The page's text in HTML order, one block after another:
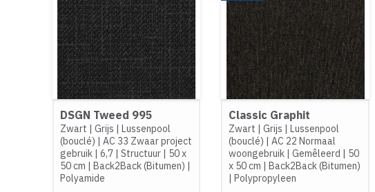
DSGN Tweed 995
Zwart | Grijs | Lussenpool
(bouclé) | AC 33 Zwaar project
gebruik | 6,7 | Structuur | 50 x
50 cm | Back2Back (Bitumen) |
Polyamide
Classic Graphit
Zwart |Grijs |Lussenpool
(bouclé) |AC 22 Normaal
woongebruik |Gemêleerd | 50
x 50 cm |Back2Back (Bitumen)
|Polypropyleen